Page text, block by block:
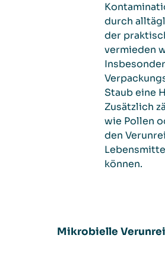
durch
der
vermieden
Staub eine
Zusätzlich
wie Pollen
den
können.
Mikrobielle